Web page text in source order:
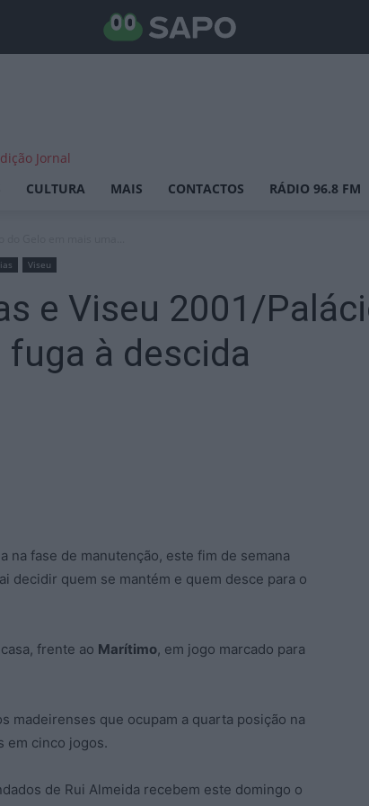
CULTURA MAIS CONTACTOS RÁDIO 96.8 FM
Viseu
e Viseu 2001/
à descida
na fase de manutenção, este fim de semana
decidir quem se mantém e quem desce para o
frente ao Marítimo, em jogo marcado para
madeirenses que ocupam a quarta posição na
em cinco jogos.
de Rui Almeida recebem este domingo o